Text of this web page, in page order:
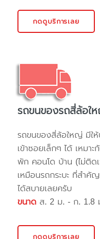
กดดูบริการเลย
รถขนของรถสี่ล้อใ
รถขนของสี่ล้อใหญ่ มีใ
เข้าซอยเล็กๆ ได้ เหมา
พัก คอนโด บ้าน (ไม่ติด
เหมือนรถกระบะ ที่สำคั
ได้สบายเลยครับ
ขนาด ส. 2 ม. - ก. 1.8
กดดูบริการเลย